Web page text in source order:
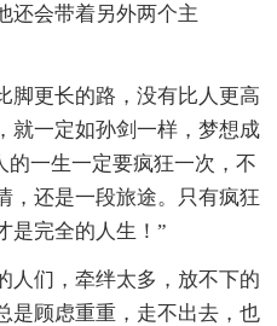
还会带着另外两个主
脚更长的路，没有比人更高
就一定如孙剑一样，梦想成
的一生一定要疯狂一次，不
，还是一段旅途。只有疯狂
是完全的人生！”
人们，牵绊太多，放不下的
是顾虑重重，走不出去，也